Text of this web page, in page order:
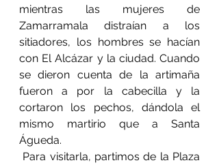
mientras las mujeres de
Zamarramala distraían a los
sitiadores, los hombres se hacían
con El Alcázar y la ciudad. Cuando
se dieron cuenta de la artimaña
fueron a por la cabecilla y la
cortaron los pechos, dándola el
mismo martirio que a Santa
Águeda.
Para visitarla, partimos de la Plaza